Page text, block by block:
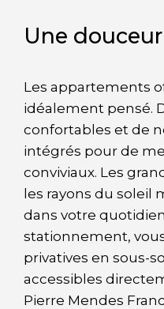
Une
Les appartements
idéalement pensé.
confortables et de
intégrés pour de
conviviaux. Les
les rayons du soleil
dans votre
stationnement,
privatives en sous-
accessibles
Pierre Mendes